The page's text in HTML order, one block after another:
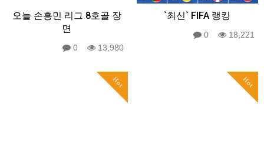
오늘 손흥민 리그 8호골 장
면
0 13,980
`최신` FIFA 랭킹
0 18,221
Hot Hot